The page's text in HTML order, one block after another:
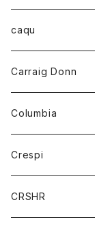
チーフ
バンダナ
トレーナー
オーバーオール
ショートパンツ
レディース
オーバーオール
カーディガン
靴
トップス
ハーフスリーブTシャツ
caqu
Carraig Donn
ニット
Columbia
アウター
ジャケット
Crespi
ジャケット
CRSHR